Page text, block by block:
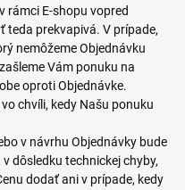
rámci E-shopu vopred
teda prekvapivá. V prípade,
nemôžeme Objednávku
Vám ponuku na
oproti Objednávke.
chvíli, kedy Našu ponuku
v návrhu Objednávky bude
dôsledku technickej chyby,
dodať ani v prípade, kedy